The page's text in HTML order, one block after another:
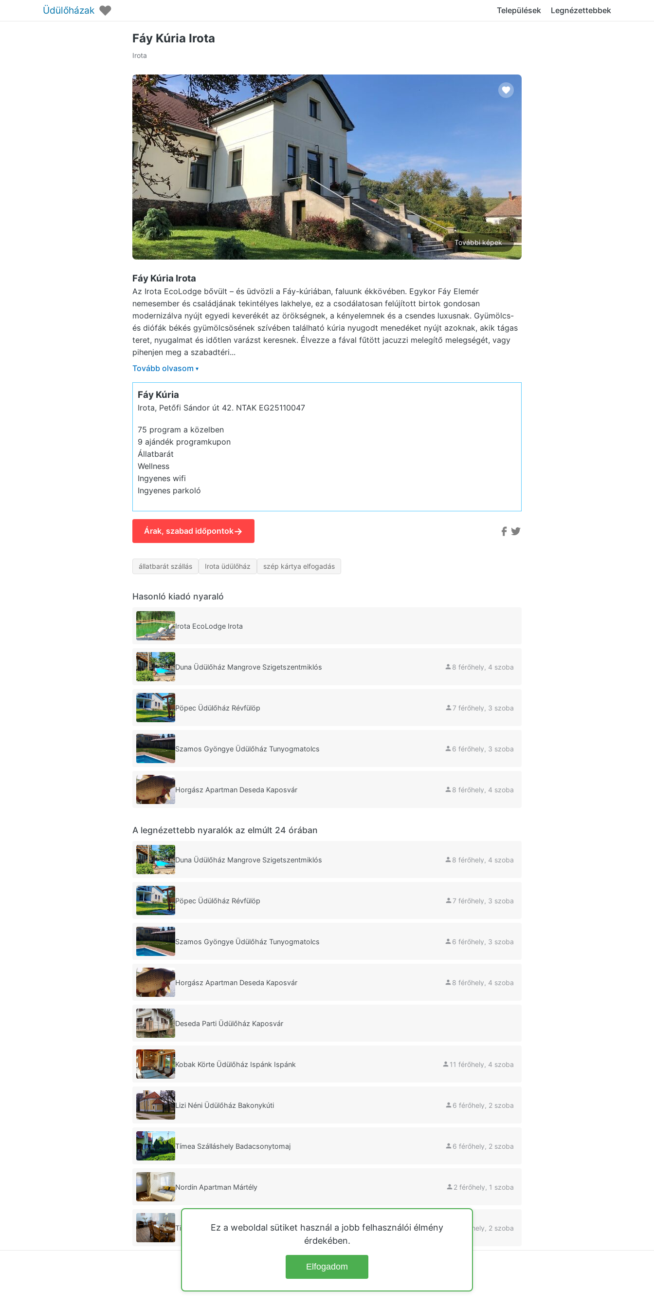
Üdülőházak ♥ Települések Legnézettebbek
Fáy Kúria Irota
Irota
További képek
Fáy Kúria Irota
Az Irota EcoLodge bővült – és üdvözli a Fáy-kúriában, faluunk ékkövében. Egykor Fáy Elemér
nemesember és családjának tekintélyes lakhelye, ez a csodálatosan felújított birtok gondosan
modernizálva nyújt egyedi keverékét az örökségnek, a kényelemnek és a csendes luxusnak. Gyümölcs-
és diófák békés gyümölcsösének szívében található kúria nyugodt menedéket nyújt azoknak, akik tágas
teret, nyugalmat és időtlen varázst keresnek. Élvezze a fával fűtött jacuzzi melegítő melegségét, vagy
pihenjen meg a szabadtéri...
Tovább olvasom ▾
Fáy Kúria
Irota, Petőfi Sándor út 42. NTAK EG25110047
75 program a közelben
9 ajándék programkupon
Állatbarát
Wellness
Ingyenes wifi
Ingyenes parkoló
Árak, szabad időpontok→
állatbarát szállás Irota üdülőház szép kártya elfogadás
Hasonló kiadó nyaraló
Irota EcoLodge Irota
Duna Üdülőház Mangrove Szigetszentmiklós 8 férőhely, 4 szoba
Pöpec Üdülőház Révfülöp 7 férőhely, 3 szoba
Szamos Gyöngye Üdülőház Tunyogmatolcs 6 férőhely, 3 szoba
Horgász Apartman Deseda Kaposvár 8 férőhely, 4 szoba
A legnézettebb nyaralók az elmúlt 24 órában
Duna Üdülőház Mangrove Szigetszentmiklós 8 férőhely, 4 szoba
Pöpec Üdülőház Révfülöp 7 férőhely, 3 szoba
Szamos Gyöngye Üdülőház Tunyogmatolcs 6 férőhely, 3 szoba
Horgász Apartman Deseda Kaposvár 8 férőhely, 4 szoba
Deseda Parti Üdülőház Kaposvár
Kobak Körte Üdülőház Ispánk Ispánk 11 férőhely, 4 szoba
Lizi Néni Üdülőház Bakonykúti 6 férőhely, 2 szoba
Tímea Szálláshely Badacsonytomaj 6 férőhely, 2 szoba
Nordin Apartman Mártély 2 férőhely, 1 szoba
Tiszavirág Apartman Mártély 8 férőhely, 2 szoba
Ez a weboldal sütiket használ a jobb felhasználói élmény
érdekében.
Elfogadom